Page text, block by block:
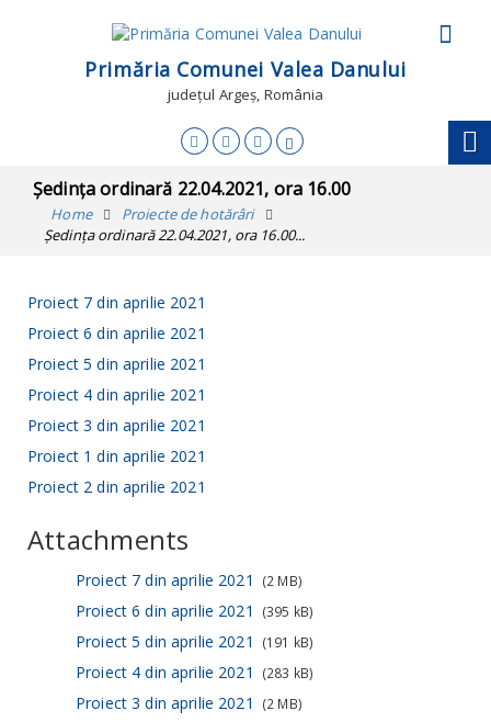
Primăria Comunei Valea Danului
județul Argeș, România
Ședința ordinară 22.04.2021, ora 16.00
Home
Proiecte de hotărâri
Ședința ordinară 22.04.2021, ora 16.00...
Proiect 7 din aprilie 2021
Proiect 6 din aprilie 2021
Proiect 5 din aprilie 2021
Proiect 4 din aprilie 2021
Proiect 3 din aprilie 2021
Proiect 1 din aprilie 2021
Proiect 2 din aprilie 2021
Attachments
Proiect 7 din aprilie 2021 (2 MB)
Proiect 6 din aprilie 2021 (395 kB)
Proiect 5 din aprilie 2021 (191 kB)
Proiect 4 din aprilie 2021 (283 kB)
Proiect 3 din aprilie 2021 (2 MB)